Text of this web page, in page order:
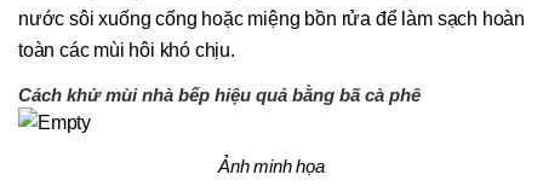
nước sôi xuống cống hoặc miệng bồn rửa để làm sạch hoàn
toàn các mùi hôi khó chịu.
Cách khử mùi nhà bếp hiệu quả bằng bã cà phê
Ảnh minh họa